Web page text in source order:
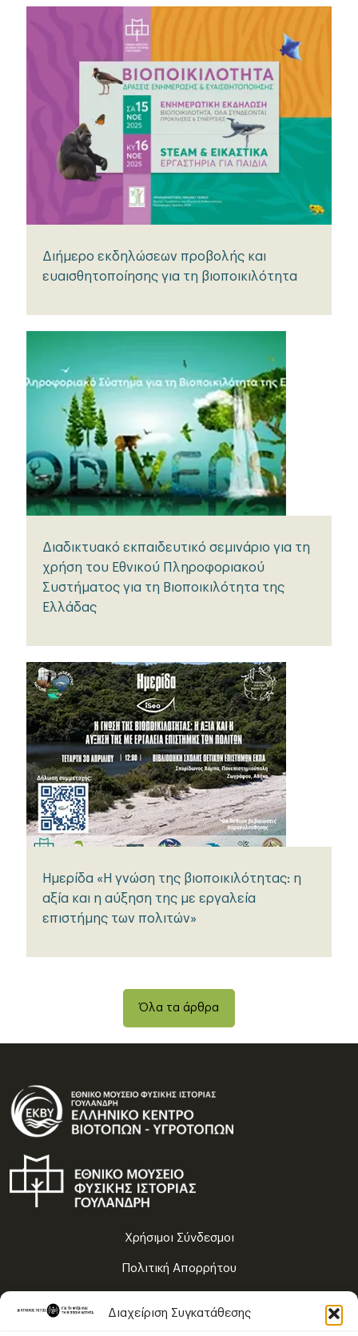
Διαχείριση Συγκατάθεσης
Διήμερο εκδηλώσεων προβολής και
ευαισθητοποίησης για τη βιοποικιλότητα
Διαδικτυακό εκπαιδευτικό σεμινάριο για τη
χρήση του Εθνικού Πληροφοριακού
Συστήματος για τη Βιοποικιλότητα της
Ελλάδας
Ημερίδα «Η γνώση της βιοποικιλότητας: η
αξία και η αύξηση της με εργαλεία
επιστήμης των πολιτών»
Όλα τα άρθρα
Χρήσιμοι Σύνδεσμοι
Πολιτική Απορρήτου